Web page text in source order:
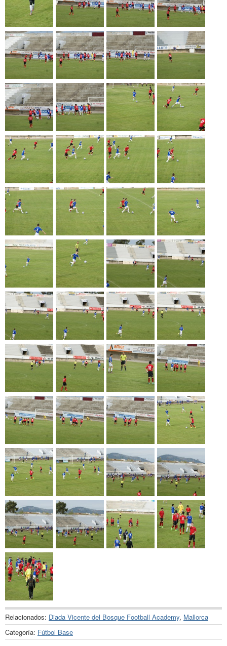
Relacionados: Diada Vicente del Bosque Football Academy, Mallorca
Categoría: Fútbol Base